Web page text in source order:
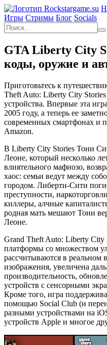
Игры Cтримы Блог Socials
GTA Liberty City
коды, оружие и
Приготовьтесь к
Theft Auto: Liberty City
устройства. Впервые эта
2005 году, а теперь ее
современных смартфонах и
Amazon.
В Liberty City Stories Тони
Леоне, который несколько
влиятельного мафиозо,
хаос: семьи ведут между
городом. Либерти-Сити
преступности,
киллеры, алчные
родная мать мешают Тони
Леоне.
Grand Theft Auto: Liberty
платформы со множеством
рассчитываются в реальном
изображения, увеличена
производительность,
устройств с сенсорными
Кроме того, игра
помощью Social Club (и
разными устройствами на
устройств Apple и многое